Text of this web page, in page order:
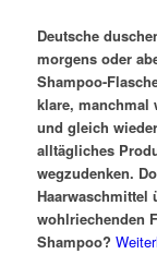
Deutsche
morgens oder
Shampoo-
klare, manchmal
und gleich
alltägliches
wegzudenken.
Haarwaschmittel
wohlriechenden
Shampoo?